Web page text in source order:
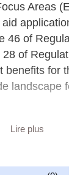
Areas
46 of
of
for
Lire plus